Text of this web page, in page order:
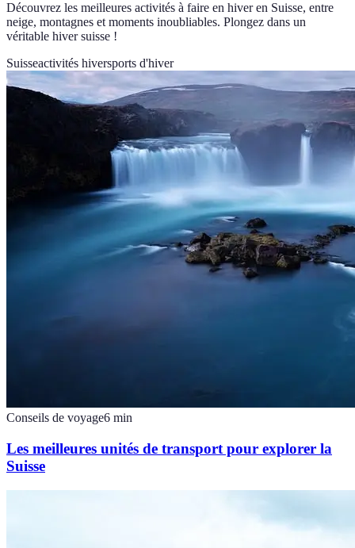
Découvrez les meilleures activités à faire en hiver en Suisse, entre
neige, montagnes et moments inoubliables. Plongez dans un
véritable hiver suisse !
Suisseactivités hiversports d'hiver
Conseils de voyage6 min
Les meilleures unités de transport pour explorer la
Suisse